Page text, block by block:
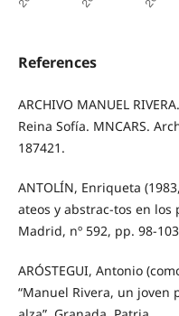
References
ARCHIVO MANUEL
Reina Sofía. MNCARS.
187421.
ANTOLÍN, Enriqueta
ateos y abstrac-tos en los
Madrid, nº 592, pp. 98-
ARÓSTEGUI, Antonio
“Manuel Rivera, un